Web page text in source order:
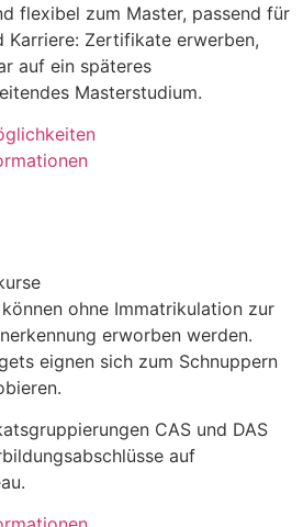
flexibel zum Master, passend für
Karriere: Zertifikate erwerben,
auf ein späteres
Masterstudium.
ohne Immatrikulation zur
erworben werden.
eignen sich zum Schnuppern
CAS und DAS
auf